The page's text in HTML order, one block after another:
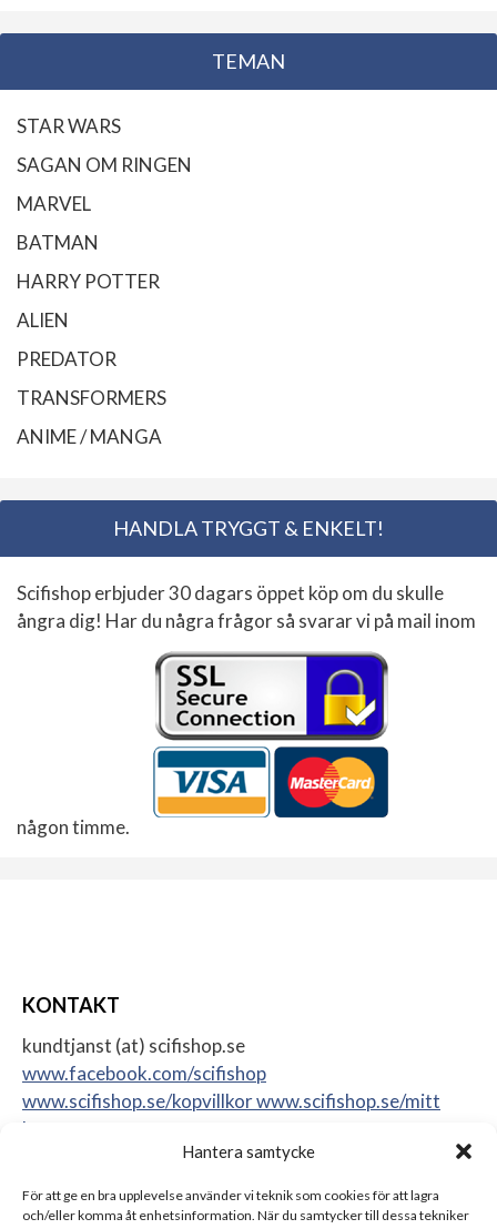
Hantera samtycke
För att ge en bra upplevelse använder vi teknik som cookies för att lagra
och/eller komma åt enhetsinformation. När du samtycker till dessa tekniker
TEMAN
STAR WARS
SAGAN OM RINGEN
MARVEL
BATMAN
HARRY POTTER
ALIEN
PREDATOR
TRANSFORMERS
ANIME / MANGA
HANDLA TRYGGT & ENKELT!
Scifishop erbjuder 30 dagars öppet köp om du skulle
ångra dig! Har du några frågor så svarar vi på mail inom
någon timme.
KONTAKT
kundtjanst (at) scifishop.se
www.facebook.com/scifishop
www.scifishop.se/kopvillkorwww.scifishop.se/mitt
konto
Sweden